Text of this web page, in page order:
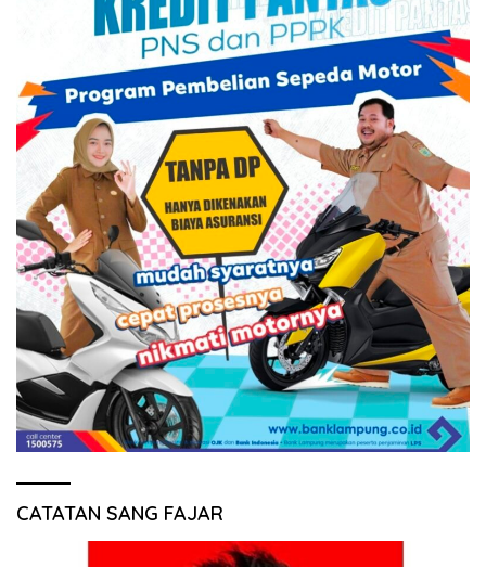
CATATAN SANG FAJAR